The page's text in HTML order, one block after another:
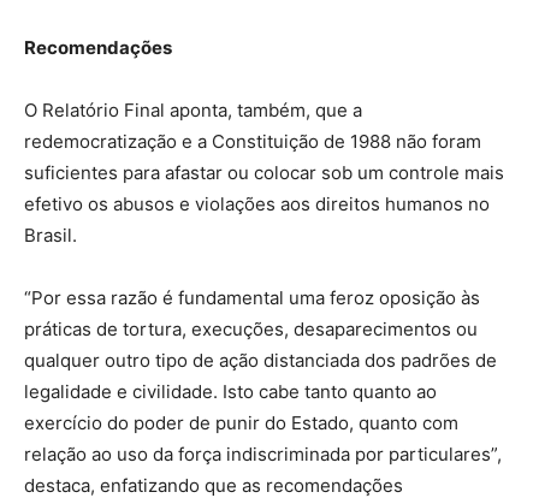
Recomendações
O Relatório Final aponta, também, que a
redemocratização e a Constituição de 1988 não foram
suficientes para afastar ou colocar sob um controle mais
efetivo os abusos e violações aos direitos humanos no
Brasil.
“Por essa razão é fundamental uma feroz oposição às
práticas de tortura, execuções, desaparecimentos ou
qualquer outro tipo de ação distanciada dos padrões de
legalidade e civilidade. Isto cabe tanto quanto ao
exercício do poder de punir do Estado, quanto com
relação ao uso da força indiscriminada por particulares”,
destaca, enfatizando que as recomendações